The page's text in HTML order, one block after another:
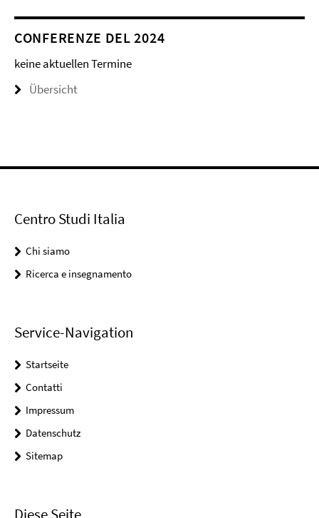
CONFERENZE DEL 2024
keine aktuellen Termine
Übersicht
Centro Studi Italia
Chi siamo
Ricerca e insegnamento
Service-Navigation
Startseite
Contatti
Impressum
Datenschutz
Sitemap